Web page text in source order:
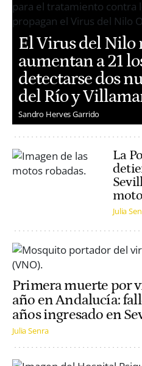
El Virus del Nilo
aumentan a 21
detectarse dos
del Río y
Sandro Herves Garrido
La
Julia
Primera muerte por
año en Andalucía:
años ingresado en
Julia Senra